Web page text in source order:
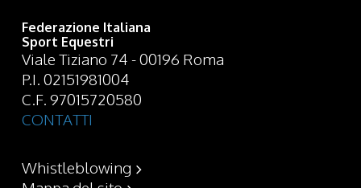
Federazione Italiana
Sport Equestri
Viale Tiziano 74 - 00196 Roma
P.I. 02151981004
C.F. 97015720580
CONTATTI
Whistleblowing